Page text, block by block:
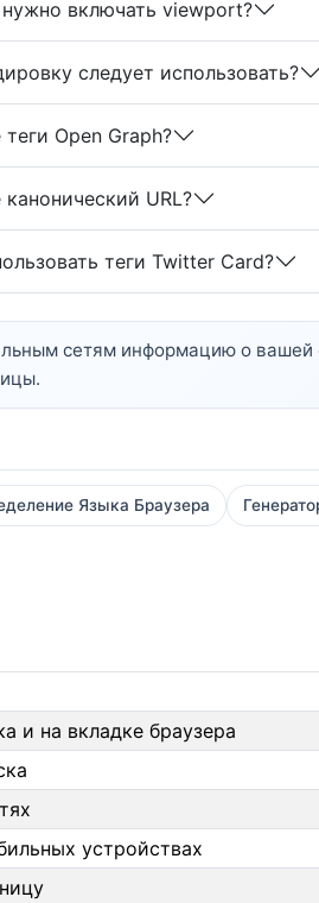
нужно включать viewport?
следует использовать?
Open Graph?
URL?
теги Twitter Card?
сетям информацию о
Языка Браузера
и на вкладке браузера
устройствах